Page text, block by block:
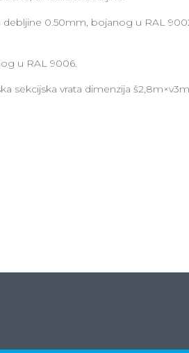
0.50mm, bojanog u RAL
u RAL 9006.
sekcijska vrata dimenzija